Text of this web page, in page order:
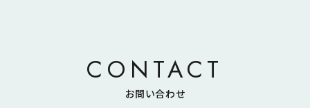
CONTACT
お問い合わせ